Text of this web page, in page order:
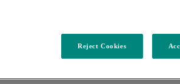
Reject Cookies